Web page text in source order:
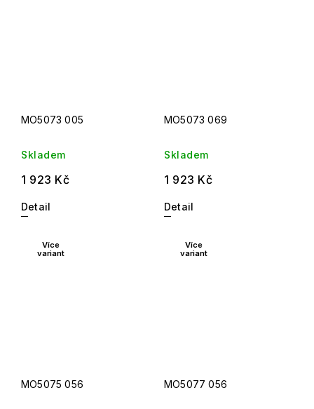
MO5073 005
Skladem
1 923 Kč
Detail
MO5073 069
Skladem
1 923 Kč
Detail
Více
variant
MO5075 056
Více
variant
MO5077 056